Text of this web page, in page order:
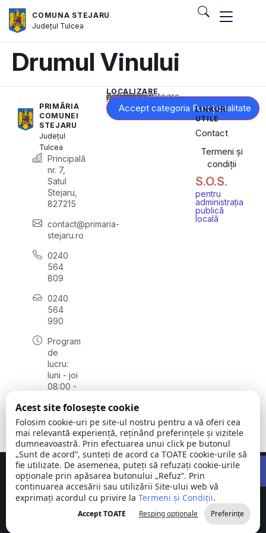
COMUNA STEJARU
Județul Tulcea
Drumul Vinului
PRIMĂRIA
COMUNEI
STEJARU
Județul
Tulcea
Principală
nr. 7,
Satul
Stejaru,
827215
contact@primaria-
stejaru.ro
0240
564
809
0240
564
990
Program
de
lucru:
luni - joi
08:00 -
vineri
08:00 -
14:00
LOCALIZARE
Acest conținut este blocat până când acceptați categoria corespunzătoare de cookie-uri.
Accept categoria Funcționalitate
LINKURI
UTILE
Contact
Termeni și
condiții
S.O.S.
pentru
administrația
publică
locală
Comuna
Stejaru |
județul Tulcea
©
2026
Toate
drepturile
rezervate
Concept realizat deBig Media Relații Publice SRL
Acest site folosește cookie
Folosim cookie-uri pe site-ul nostru pentru a vă oferi cea
mai relevantă experiență, reținând preferințele și vizitele
dumneavoastră. Prin efectuarea unui click pe butonul
„Sunt de acord”, sunteți de acord ca TOATE cookie-urile să
fie utilizate. De asemenea, puteți să refuzați cookie-urile
opționale prin apăsarea butonului „Refuz”. Prin
continuarea accesării sau utilizării Site-ului web vă
exprimați acordul cu privire la Termeni și Condiții.
Accept TOATE Resping opționale Preferințe